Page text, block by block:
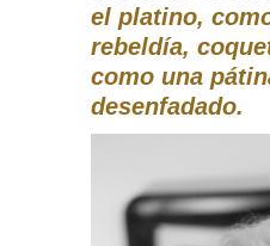
el platino,
rebeldía,
como una
desenfadado.